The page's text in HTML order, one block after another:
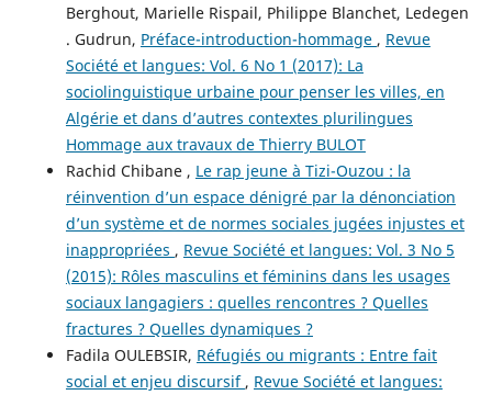
Berghout, Marielle Rispail, Philippe Blanchet, Ledegen
. Gudrun, Préface-introduction-hommage , Revue
Société et langues: Vol. 6 No 1 (2017): La
sociolinguistique urbaine pour penser les villes, en
Algérie et dans d’autres contextes plurilingues
Hommage aux travaux de Thierry BULOT
Rachid Chibane , Le rap jeune à Tizi-Ouzou : la
réinvention d’un espace dénigré par la dénonciation
d’un système et de normes sociales jugées injustes et
inappropriées , Revue Société et langues: Vol. 3 No 5
(2015): Rôles masculins et féminins dans les usages
sociaux langagiers : quelles rencontres ? Quelles
fractures ? Quelles dynamiques ?
Fadila OULEBSIR, Réfugiés ou migrants : Entre fait
social et enjeu discursif , Revue Société et langues: